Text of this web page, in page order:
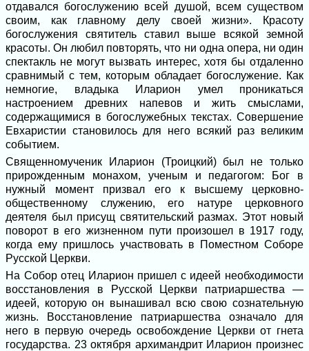
отдавался богослужению всей душой, всем существом
своим, как главному делу своей жизни». Красоту
богослужения святитель ставил выше всякой земной
красоты. Он любил повторять, что ни одна опера, ни один
спектакль не могут вызвать интерес, хотя бы отдаленно
сравнимый с тем, которым обладает богослужение. Как
немногие, владыка Иларион умел проникаться
настроением древних напевов и жить смыслами,
содержащимися в богослужебных текстах. Совершение
Евхаристии становилось для него всякий раз великим
событием.
Священномученик Иларион (Троицкий) был не только
прирожденным монахом, ученым и педагогом: Бог в
нужный момент призвал его к высшему церковно-
общественному служению, его натуре церковного
деятеля был присущ святительский размах. Этот новый
поворот в его жизненном пути произошел в 1917 году,
когда ему пришлось участвовать в Поместном Соборе
Русской Церкви.
На Собор отец Иларион пришел с идеей необходимости
восстановления в Русской Церкви патриаршества —
идеей, которую он вынашивал всю свою сознательную
жизнь. Восстановление патриаршества означало для
него в первую очередь освобождение Церкви от гнета
государства. 23 октября архимандрит Иларион произнес